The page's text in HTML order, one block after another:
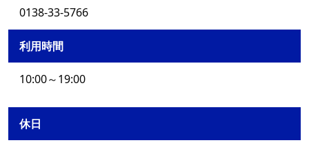
0138-33-5766
利用時間
10:00～19:00
休日